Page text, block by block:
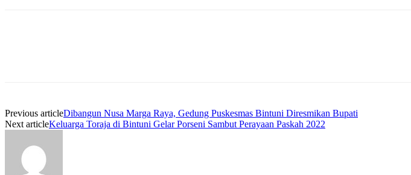
Previous articleDibangun Nusa Marga Raya, Gedung Puskesmas Bintuni Diresmikan Bupati
Next articleKeluarga Toraja di Bintuni Gelar Porseni Sambut Perayaan Paskah 2022